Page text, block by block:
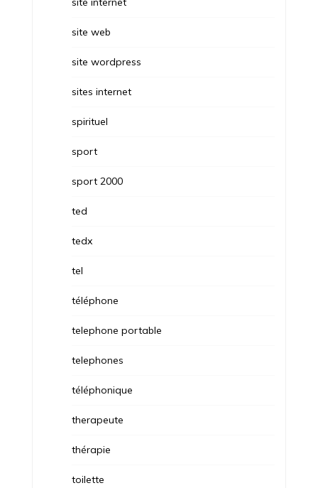
site web
site wordpress
sites internet
spirituel
sport
sport 2000
ted
tedx
tel
téléphone
telephone portable
telephones
téléphonique
therapeute
thérapie
toilette